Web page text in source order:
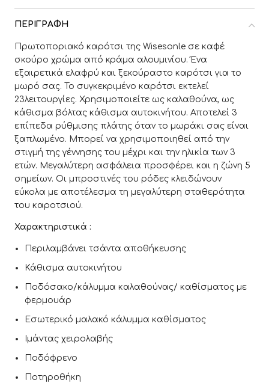
ΠΕΡΙΓΡΑΦΉ
Πρωτοποριακό καρότσι της Wisesonle σε καφέ
σκούρο χρώμα από κράμα αλουμινίου. Ένα
εξαιρετικά ελαφρύ και ξεκούραστο καρότσι για το
μωρό σας. Το συγκεκριμένο καρότσι εκτελεί
23λειτουργίες. Χρησιμοποιείτε ως καλαθούνα, ως
κάθισμα βόλτας κάθισμα αυτοκινήτου. Αποτελεί 3
επίπεδα ρύθμισης πλάτης όταν το μωράκι σας είναι
ξαπλωμένο. Μπορεί να χρησιμοποιηθεί από την
στιγμή της γέννησης του μέχρι και την ηλικία των 3
ετών. Μεγαλύτερη ασφάλεια προσφέρει και η ζώνη 5
σημείων. Οι μπροστινές του ρόδες κλειδώνουν
εύκολα με αποτέλεσμα τη μεγαλύτερη σταθερότητα
του καροτσιού.
Χαρακτηριστικά :
Περιλαμβάνει τσάντα αποθήκευσης
Κάθισμα αυτοκινήτου
Ποδόσακο/κάλυμμα καλαθούνας/ καθίσματος με
φερμουάρ
Εσωτερικό μαλακό κάλυμμα καθίσματος
Ιμάντας χειρολαβής
Ποδόφρενο
Ποτηροθήκη